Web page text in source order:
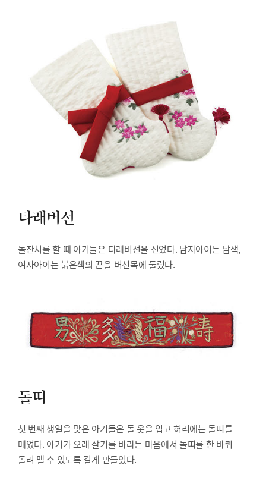
타래버선
돌잔치를 할 때 아기들은 타래버선을 신었다. 남자아이는 남색,
여자아이는 붉은색의 끈을 버선목에 둘렀다.
돌띠
첫 번째 생일을 맞은 아기들은 돌 옷을 입고 허리에는 돌띠를
매었다. 아기가 오래 살기를 바라는 마음에서 돌띠를 한 바퀴
돌려 맬 수 있도록 길게 만들었다.